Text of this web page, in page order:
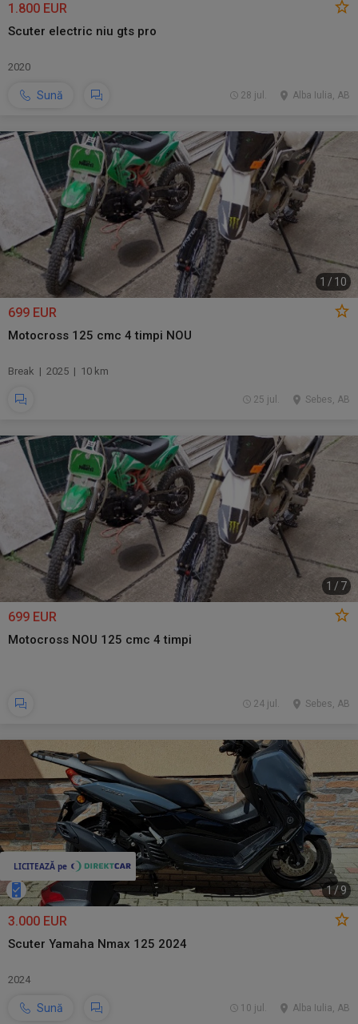
1.800 EUR
Scuter electric niu gts pro
2020
Sună Alba Iulia, AB
28 jul.
1 / 10
699 EUR
Motocross 125 cmc 4 timpi NOU
Break | 2025 | 10 km
Sebes, AB
25 jul.
1 / 7
699 EUR
Motocross NOU 125 cmc 4 timpi
Sebes, AB
24 jul.
1/9
3.000 EUR
Scuter Yamaha Nmax 125 2024
2024
Sună Alba Iulia, AB
10 jul.